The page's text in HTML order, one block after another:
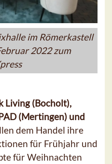
im Römerkastell
2022 zum
Living (Bocholt),
(Mertingen) und
dem Handel ihre
für Frühjahr und
für Weihnachten